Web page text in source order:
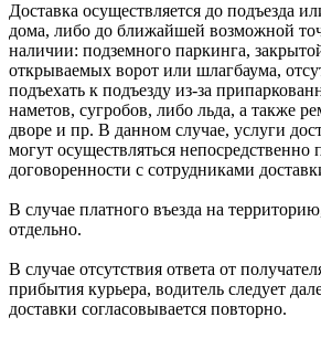
Доставка осуществляется до подъезда
дома, либо до ближайшей возможной
наличии: подземного паркинга,
открываемых ворот или шлагбаума,
подъехать к подъезду из-за
наметов, сугробов, либо льда, а также
дворе и пр. В данном случае, услуги
могут осуществляться непосредственно
договоренности с сотрудниками
В случае платного въезда на
отдельно.
В случае отсутствия ответа от
прибытия курьера, водитель следует
доставки согласовывается повторно.